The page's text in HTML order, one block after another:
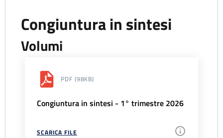
Congiuntura in sintesi
Volumi
PDF (98KB)
Congiuntura in sintesi - 1° trimestre 2026
SCARICA FILE